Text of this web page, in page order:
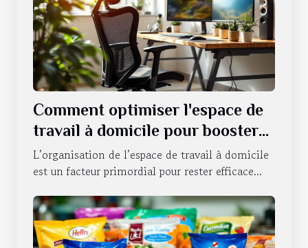
Comment optimiser l'espace de
travail à domicile pour booster
la productivité ?
L’organisation de l’espace de travail à domicile
est un facteur primordial pour rester efficace...